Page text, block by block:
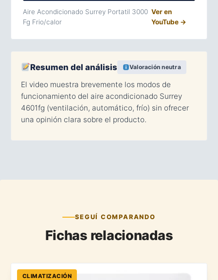
Aire Acondicionado Surrey Portatil 3000
Fg Frio/calor
Ver en
YouTube →
Resumen del análisis Valoración neutra
El video muestra brevemente los modos de
funcionamiento del aire acondicionado Surrey
4601fg (ventilación, automático, frío) sin ofrecer
una opinión clara sobre el producto.
SEGUÍ COMPARANDO
Fichas relacionadas
CLIMATIZACIÓN